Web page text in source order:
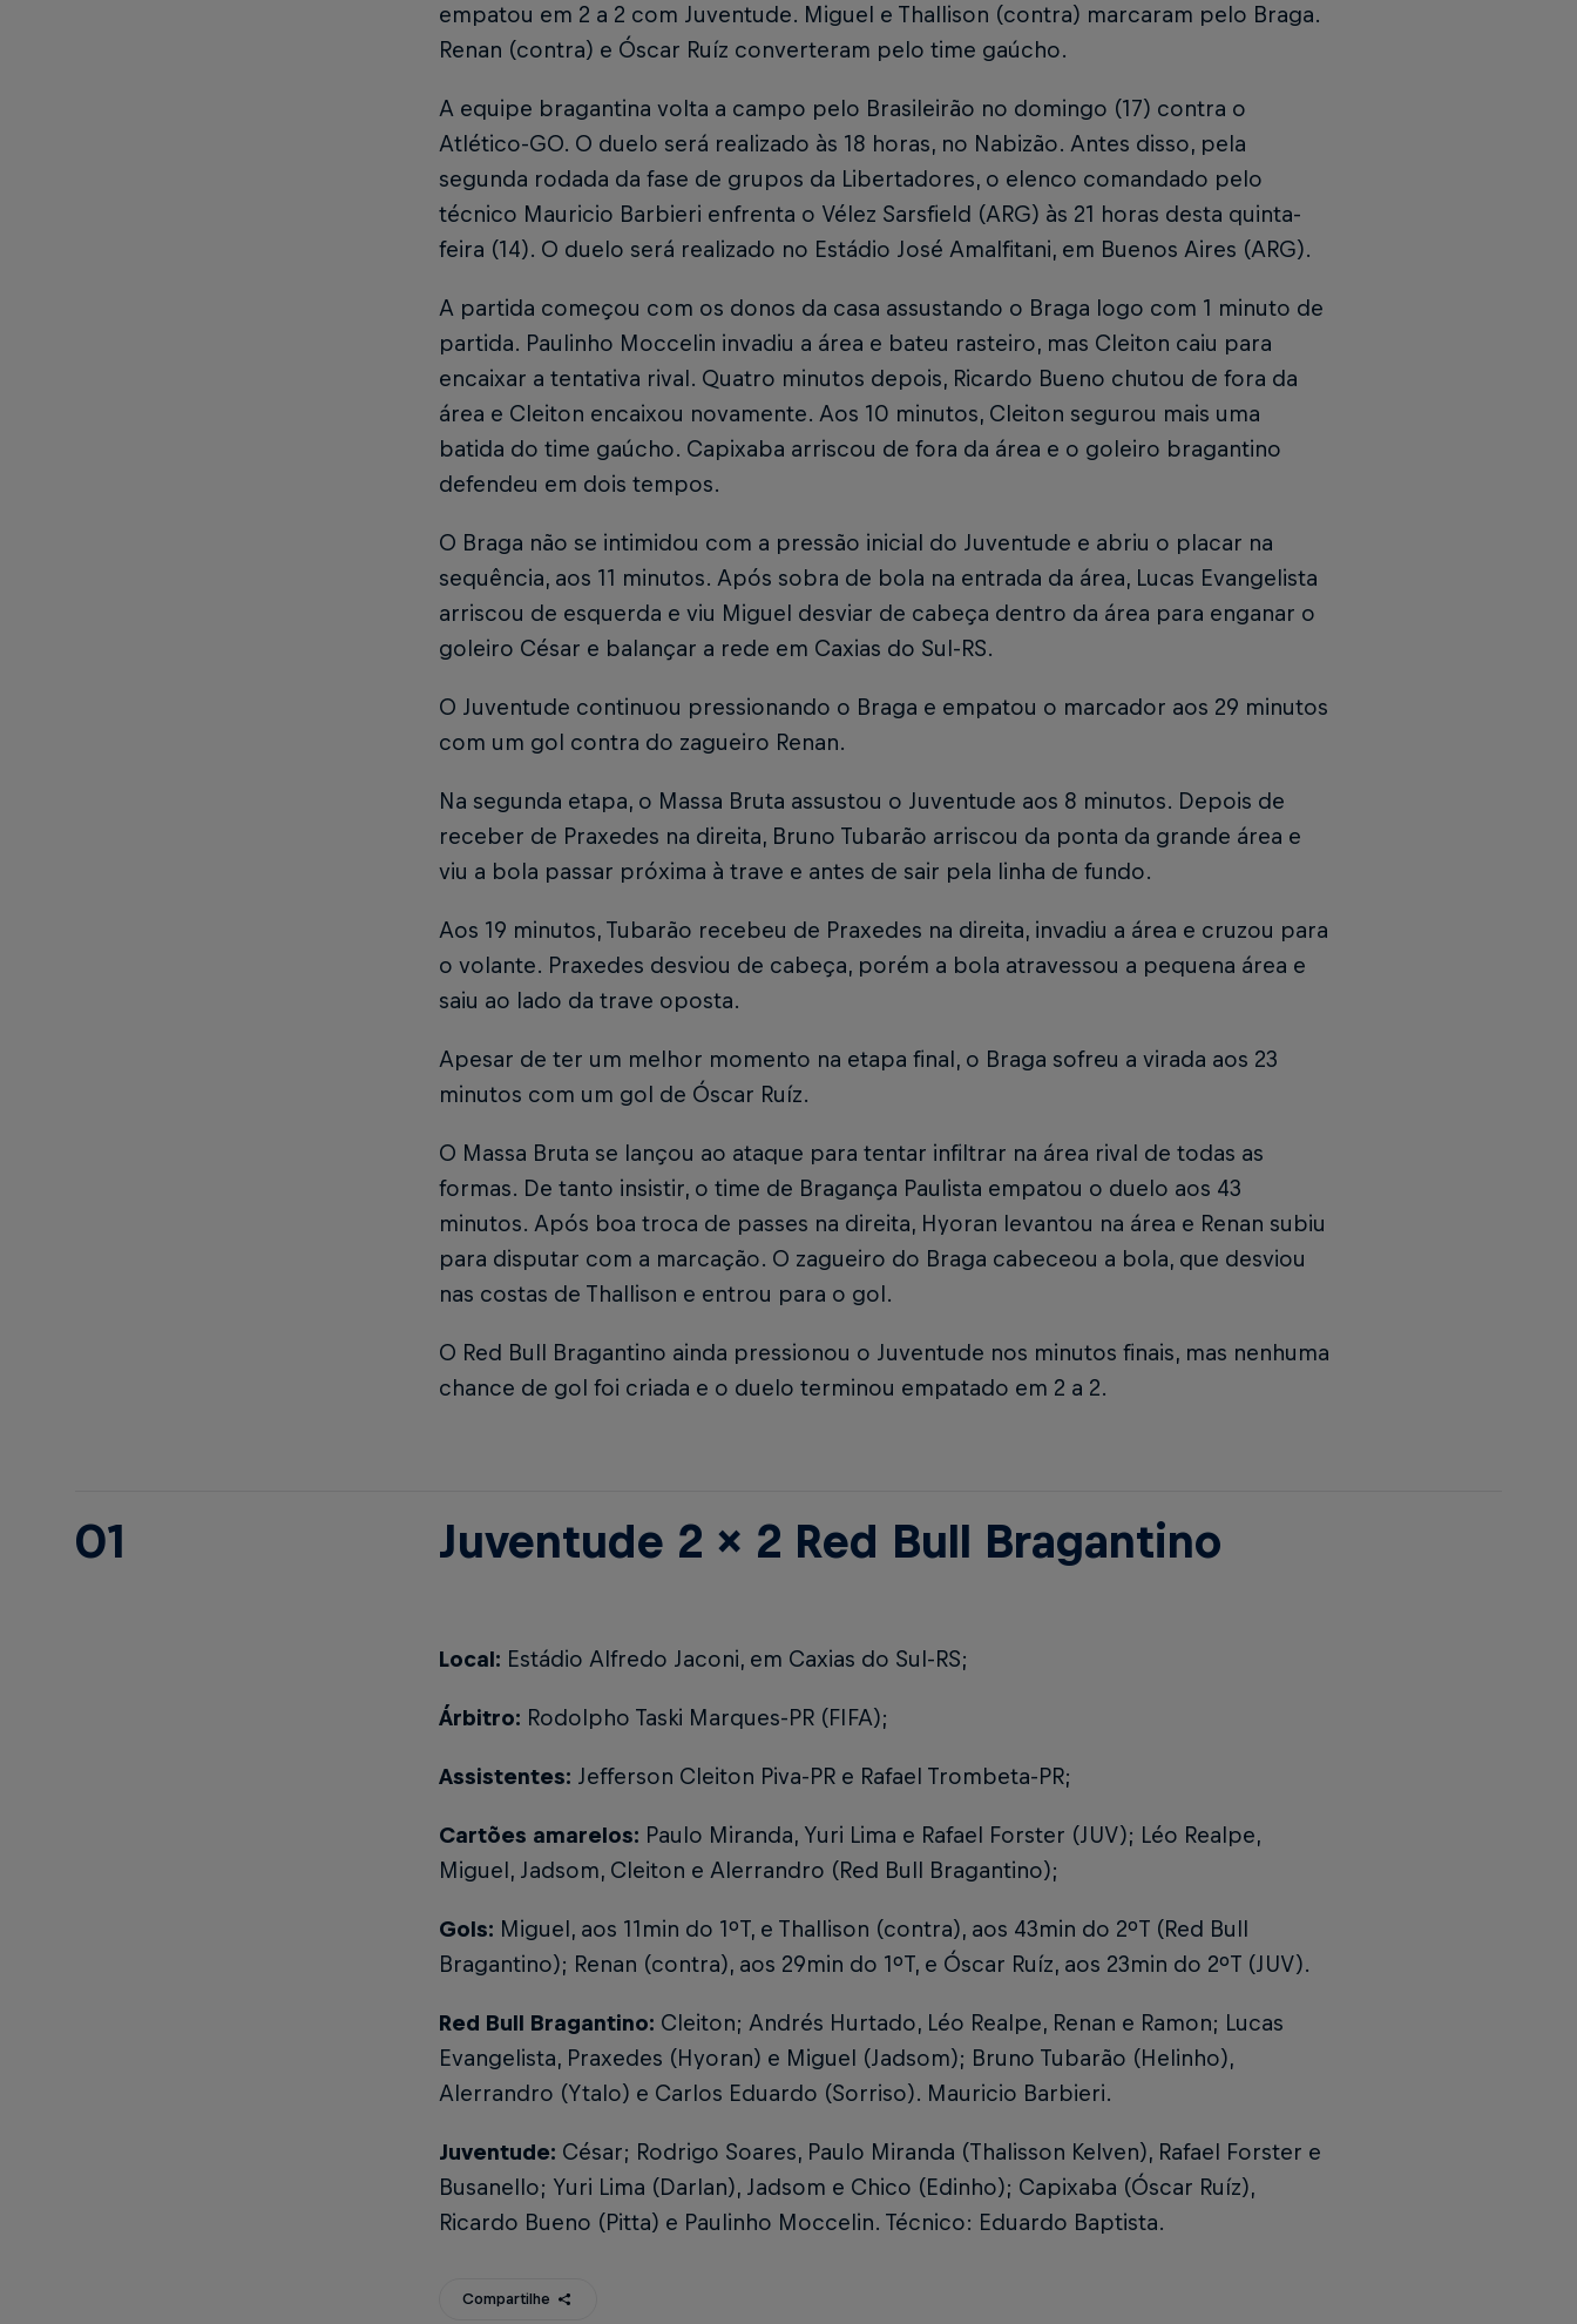
empatou em 2 a 2 com Juventude. Miguel e Thallison (contra) marcaram pelo Braga.
Renan (contra) e Óscar Ruíz converteram pelo time gaúcho.
A equipe bragantina volta a campo pelo Brasileirão no domingo (17) contra o
Atlético-GO. O duelo será realizado às 18 horas, no Nabizão. Antes disso, pela
segunda rodada da fase de grupos da Libertadores, o elenco comandado pelo
técnico Mauricio Barbieri enfrenta o Vélez Sarsfield (ARG) às 21 horas desta quinta-
feira (14). O duelo será realizado no Estádio José Amalfitani, em Buenos Aires (ARG).
A partida começou com os donos da casa assustando o Braga logo com 1 minuto de
partida. Paulinho Moccelin invadiu a área e bateu rasteiro, mas Cleiton caiu para
encaixar a tentativa rival. Quatro minutos depois, Ricardo Bueno chutou de fora da
área e Cleiton encaixou novamente. Aos 10 minutos, Cleiton segurou mais uma
batida do time gaúcho. Capixaba arriscou de fora da área e o goleiro bragantino
defendeu em dois tempos.
O Braga não se intimidou com a pressão inicial do Juventude e abriu o placar na
sequência, aos 11 minutos. Após sobra de bola na entrada da área, Lucas Evangelista
arriscou de esquerda e viu Miguel desviar de cabeça dentro da área para enganar o
goleiro César e balançar a rede em Caxias do Sul-RS.
O Juventude continuou pressionando o Braga e empatou o marcador aos 29 minutos
com um gol contra do zagueiro Renan.
Na segunda etapa, o Massa Bruta assustou o Juventude aos 8 minutos. Depois de
receber de Praxedes na direita, Bruno Tubarão arriscou da ponta da grande área e
viu a bola passar próxima à trave e antes de sair pela linha de fundo.
Aos 19 minutos, Tubarão recebeu de Praxedes na direita, invadiu a área e cruzou para
o volante. Praxedes desviou de cabeça, porém a bola atravessou a pequena área e
saiu ao lado da trave oposta.
Apesar de ter um melhor momento na etapa final, o Braga sofreu a virada aos 23
minutos com um gol de Óscar Ruíz.
O Massa Bruta se lançou ao ataque para tentar infiltrar na área rival de todas as
formas. De tanto insistir, o time de Bragança Paulista empatou o duelo aos 43
minutos. Após boa troca de passes na direita, Hyoran levantou na área e Renan subiu
para disputar com a marcação. O zagueiro do Braga cabeceou a bola, que desviou
nas costas de Thallison e entrou para o gol.
O Red Bull Bragantino ainda pressionou o Juventude nos minutos finais, mas nenhuma
chance de gol foi criada e o duelo terminou empatado em 2 a 2.
01 Juventude 2 x 2 Red Bull Bragantino
Local: Estádio Alfredo Jaconi, em Caxias do Sul-RS;
Árbitro: Rodolpho Taski Marques-PR (FIFA);
Assistentes: Jefferson Cleiton Piva-PR e Rafael Trombeta-PR;
Cartões amarelos: Paulo Miranda, Yuri Lima e Rafael Forster (JUV); Léo Realpe,
Miguel, Jadsom, Cleiton e Alerrandro (Red Bull Bragantino);
Gols: Miguel, aos 11min do 1ºT, e Thallison (contra), aos 43min do 2ºT (Red Bull
Bragantino); Renan (contra), aos 29min do 1ºT, e Óscar Ruíz, aos 23min do 2ºT (JUV).
Red Bull Bragantino: Cleiton; Andrés Hurtado, Léo Realpe, Renan e Ramon; Lucas
Evangelista, Praxedes (Hyoran) e Miguel (Jadsom); Bruno Tubarão (Helinho),
Alerrandro (Ytalo) e Carlos Eduardo (Sorriso). Mauricio Barbieri.
Juventude: César; Rodrigo Soares, Paulo Miranda (Thalisson Kelven), Rafael Forster e
Busanello; Yuri Lima (Darlan), Jadsom e Chico (Edinho); Capixaba (Óscar Ruíz),
Ricardo Bueno (Pitta) e Paulinho Moccelin. Técnico: Eduardo Baptista.
Compartilhe